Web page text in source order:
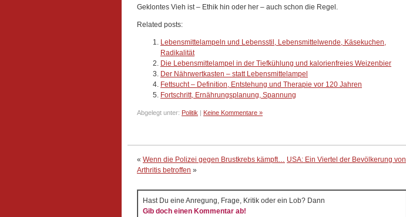
Geklontes Vieh ist – Ethik hin oder her – auch schon die Regel.
Related posts:
Lebensmittelampeln und Lebensstil, Lebensmittelwende, Käsekuchen,
Radikalität
Die Lebensmittelampel in der Tiefkühlung und kalorienfreies Weizenbier
Der Nährwertkasten – statt Lebensmittelampel
Fettsucht – Definition, Entstehung und Therapie vor 120 Jahren
Fortschritt, Ernährungsplanung, Spannung
Abgelegt unter: Politik | Keine Kommentare »
« Wenn die Polizei gegen Brustkrebs kämpft… USA: Ein Viertel der Bevölkerung von
Arthritis betroffen »
Hast Du eine Anregung, Frage, Kritik oder ein Lob? Dann
Gib doch einen Kommentar ab!